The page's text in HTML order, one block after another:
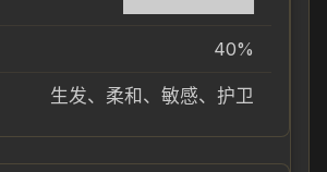
40%
生发、柔和、敏感、护卫